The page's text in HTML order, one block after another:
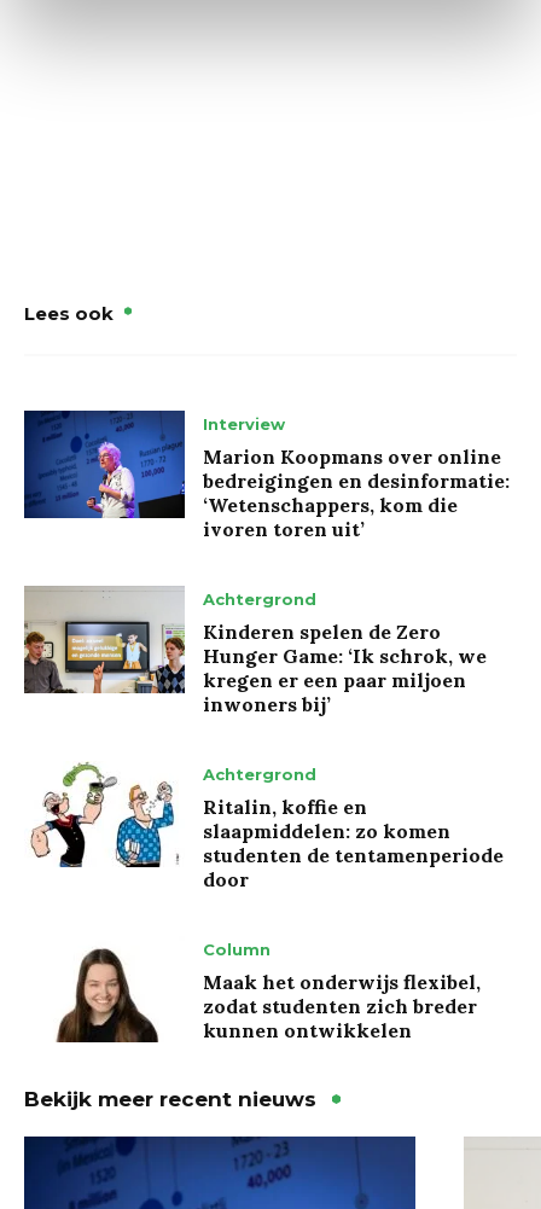
Lees ook
Interview
Marion Koopmans over online
bedreigingen en desinformatie:
‘Wetenschappers, kom die
ivoren toren uit’
Achtergrond
Kinderen spelen de Zero
Hunger Game: ‘Ik schrok, we
kregen er een paar miljoen
inwoners bij’
Achtergrond
Ritalin, koffie en
slaapmiddelen: zo komen
studenten de tentamenperiode
door
Column
Maak het onderwijs flexibel,
zodat studenten zich breder
kunnen ontwikkelen
Bekijk meer recent nieuws